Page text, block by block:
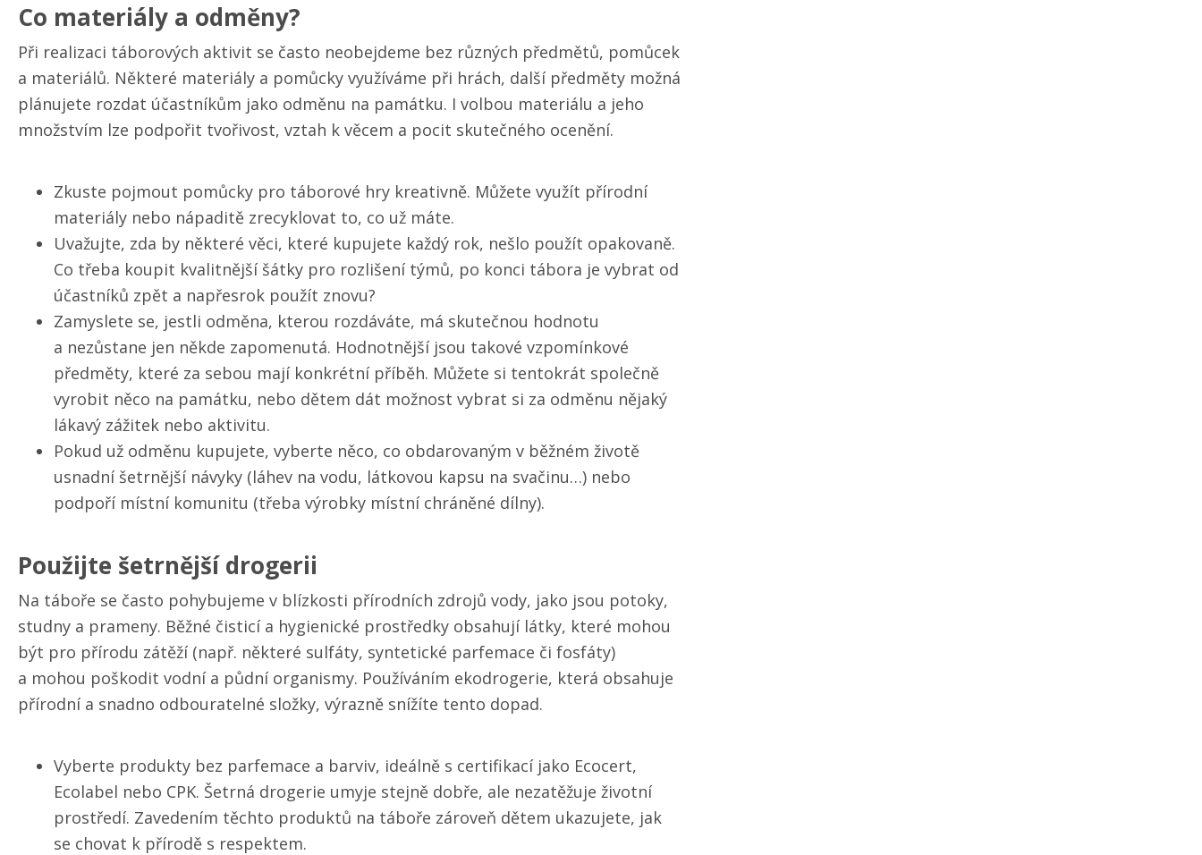
Co materiály a odměny?
Při realizaci táborových aktivit se často neobejdeme bez různých předmětů, pomůcek
a materiálů. Některé materiály a pomůcky využíváme při hrách, další předměty možná
plánujete rozdat účastníkům jako odměnu na památku. I volbou materiálu a jeho
množstvím lze podpořit tvořivost, vztah k věcem a pocit skutečného ocenění.
Zkuste pojmout pomůcky pro táborové hry kreativně. Můžete využít přírodní
materiály nebo nápaditě zrecyklovat to, co už máte.
Uvažujte, zda by některé věci, které kupujete každý rok, nešlo použít opakovaně.
Co třeba koupit kvalitnější šátky pro rozlišení týmů, po konci tábora je vybrat od
účastníků zpět a napřesrok použít znovu?
Zamyslete se, jestli odměna, kterou rozdáváte, má skutečnou hodnotu
a nezůstane jen někde zapomenutá. Hodnotnější jsou takové vzpomínkové
předměty, které za sebou mají konkrétní příběh. Můžete si tentokrát společně
vyrobit něco na památku, nebo dětem dát možnost vybrat si za odměnu nějaký
lákavý zážitek nebo aktivitu.
Pokud už odměnu kupujete, vyberte něco, co obdarovaným v běžném životě
usnadní šetrnější návyky (láhev na vodu, látkovou kapsu na svačinu…) nebo
podpoří místní komunitu (třeba výrobky místní chráněné dílny).
Použijte šetrnější drogerii
Na táboře se často pohybujeme v blízkosti přírodních zdrojů vody, jako jsou potoky,
studny a prameny. Běžné čisticí a hygienické prostředky obsahují látky, které mohou
být pro přírodu zátěží (např. některé sulfáty, syntetické parfemace či fosfáty)
a mohou poškodit vodní a půdní organismy. Používáním ekodrogerie, která obsahuje
přírodní a snadno odbouratelné složky, výrazně snížíte tento dopad.
Vyberte produkty bez parfemace a barviv, ideálně s certifikací jako Ecocert,
Ecolabel nebo CPK. Šetrná drogerie umyje stejně dobře, ale nezatěžuje životní
prostředí. Zavedením těchto produktů na táboře zároveň dětem ukazujete, jak
se chovat k přírodě s respektem.